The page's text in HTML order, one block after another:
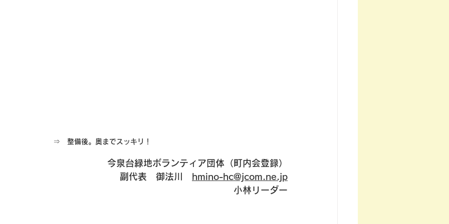
⇒　整備後。奥までスッキリ！
今泉台緑地ボランティア団体（町内会登録）
副代表　御法川
hmino-hc@jcom.ne.jp
小林リーダー